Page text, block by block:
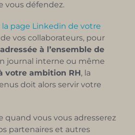
vous défendez.
la page Linkedin de votre
vos collaborateurs, pour
à l’ensemble de
journal interne ou même
votre ambition RH, la
doit alors servir votre
quand vous vous adresserez
partenaires et autres